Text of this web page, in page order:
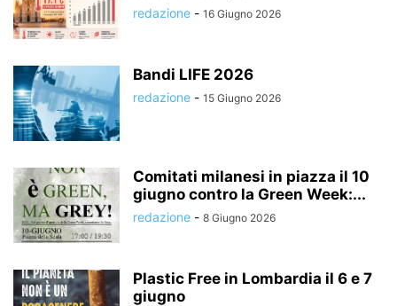
redazione - 16 Giugno 2026
Bandi LIFE 2026
redazione - 15 Giugno 2026
Comitati milanesi in piazza il 10
giugno contro la Green Week:...
redazione - 8 Giugno 2026
Plastic Free in Lombardia il 6 e 7
giugno